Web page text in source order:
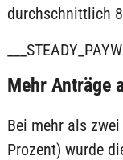
durchschnittlich
Mehr Anträge
Bei mehr als
Prozent) wurde